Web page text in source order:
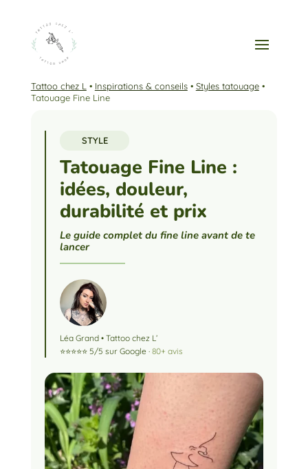
Tattoo chez L • Inspirations & conseils• Styles tatouage•
Tatouage Fine Line
STYLE
Tatouage Fine Line :
idées, douleur,
durabilité et prix
Le guide complet du fine line avant de te
lancer
Léa Grand • Tattoo chez L’
⭐⭐⭐⭐⭐ 5/5 sur Google · 80+ avis